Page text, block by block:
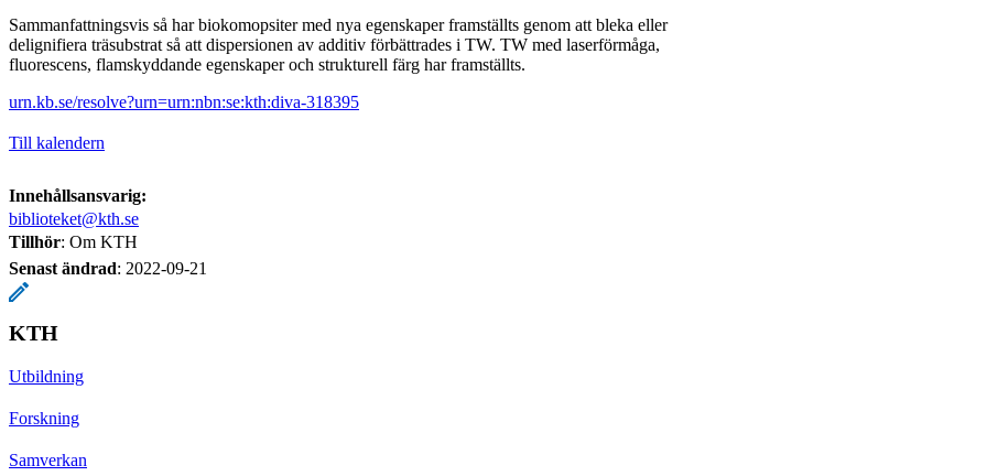
Sammanfattningsvis så har biokomopsiter med nya egenskaper framställts genom att bleka eller
delignifiera träsubstrat så att dispersionen av additiv förbättrades i TW. TW med laserförmåga,
fluorescens, flamskyddande egenskaper och strukturell färg har framställts.
urn.kb.se/resolve?urn=urn:nbn:se:kth:diva-318395
Till kalendern
Innehållsansvarig:
biblioteket@kth.se
Tillhör: Om KTH
Senast ändrad: 2022-09-21
KTH
Utbildning
Forskning
Samverkan